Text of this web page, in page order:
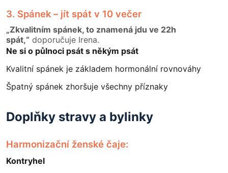
3. Spánek – jít spát v 10 večer
„Zkvalitním spánek, to znamená jdu ve 22h
spát,“ doporučuje Irena.
Ne si o půlnoci psát s někým psát
Kvalitní spánek je základem hormonální rovnováhy
Špatný spánek zhoršuje všechny příznaky
Doplňky stravy a bylinky
Harmonizační ženské čaje:
Kontryhel